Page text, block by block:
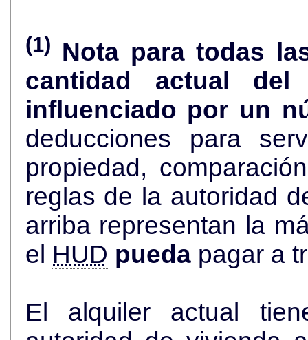
(1) Nota para todas
cantidad actual
influenciado por un
deducciones para
propiedad,
reglas de la autoridad de
arriba representan la más alta cantidad de dólares que
el HUD puedapagar a
El alquiler actual